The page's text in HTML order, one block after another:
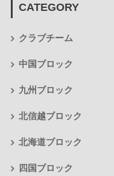
CATEGORY
クラブチーム
中国ブロック
九州ブロック
北信越ブロック
北海道ブロック
四国ブロック